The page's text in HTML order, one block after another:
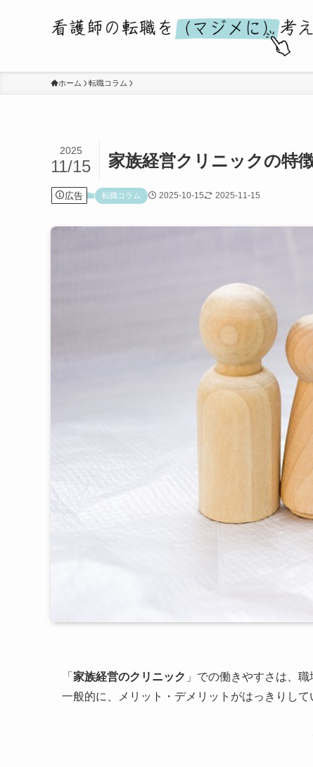
ホーム 転職コラム
家族経営クリニックの特
2025
11/15
広告 転職コラム 2025-10-15 2025-11-15
「 家族経営のクリニック 」での働きやすさは、
一般的に、メリット・デメリットがはっきりして